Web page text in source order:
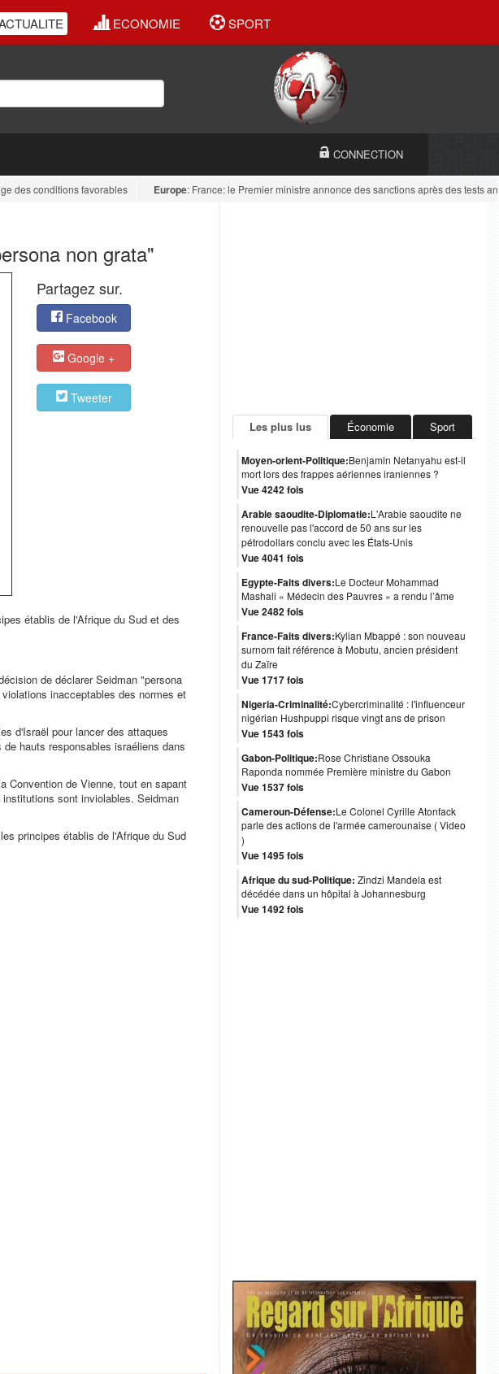
ECONOMIE SPORT
CONNECTION
conditions favorables Europe: France: le Premier ministre annonce des sanctions après des tests
non grata"
Partagez sur.
Facebook
Google +
Tweeter
établis de l'Afrique du Sud et des
de déclarer Seidman "persona
inacceptables des normes et
d'Israël pour lancer des attaques
hauts responsables israéliens dans
Convention de Vienne, tout en sapant
sont inviolables. Seidman
principes établis de l'Afrique du Sud
Les plus lus Économie Sport
Moyen-orient-Politique:Benjamin Netanyahu est-il
mort lors des frappes aériennes iraniennes ?
Vue 4242 fois
Arabie saoudite-Diplomatie:L'Arabie saoudite ne
renouvelle pas l'accord de 50 ans sur les
pétrodollars conclu avec les États-Unis
Vue 4041 fois
Egypte-Faits divers:Le Docteur Mohammad
Mashali « Médecin des Pauvres » a rendu l’âme
Vue 2482 fois
France-Faits divers:Kylian Mbappé : son nouveau
surnom fait référence à Mobutu, ancien président
du Zaïre
Vue 1717 fois
Nigeria-Criminalité:Cybercriminalité : l'influenceur
nigérian Hushpuppi risque vingt ans de prison
Vue 1543 fois
Gabon-Politique:Rose Christiane Ossouka
Raponda nommée Première ministre du Gabon
Vue 1537 fois
Cameroun-Défense:Le Colonel Cyrille Atonfack
parle des actions de l'armée camerounaise ( Video
)
Vue 1495 fois
Afrique du sud-Politique: Zindzi Mandela est
décédée dans un hôpital à Johannesburg
Vue 1492 fois